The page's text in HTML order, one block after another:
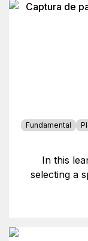
Fundamental
In this
selecting a